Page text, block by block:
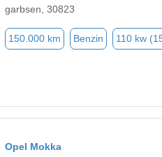
garbsen, 30823
150.000 km Benzin 110 kw
Opel Mokka